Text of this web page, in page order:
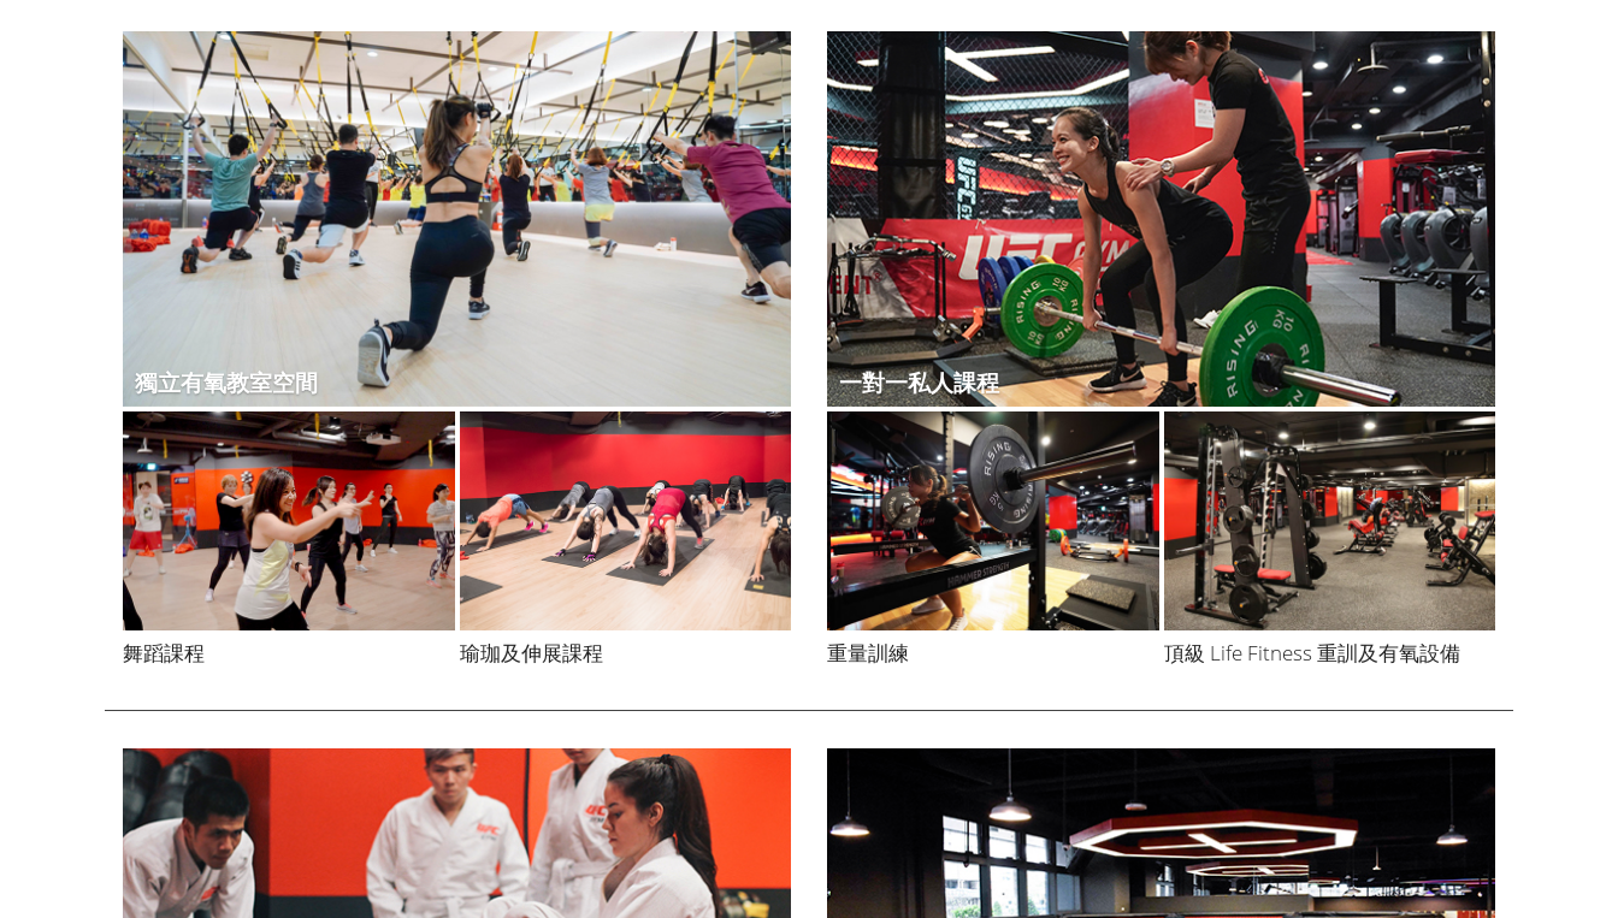
獨立有氧教室空間
舞蹈課程 瑜珈及伸展課程
一對一私人課程
重量訓練 頂級 Life Fitness 重訓及有氧設備